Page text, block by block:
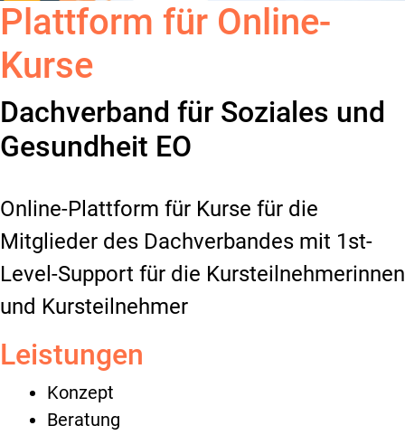
Plattform für Online-
Kurse
Dachverband für Soziales und
Gesundheit EO
Online-Plattform für Kurse für die
Mitglieder des Dachverbandes mit 1st-
Level-Support für die Kursteilnehmerinnen
und Kursteilnehmer
Leistungen
Konzept
Beratung